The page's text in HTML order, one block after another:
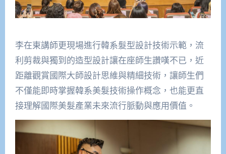
李在東講師更現場進行韓系髮型設計技術示範，流
利剪裁與獨到的造型設計讓在座師生讚嘆不已，近
距離觀賞國際大師設計思維與精細技術，讓師生們
不僅能即時掌握韓系美髮技術操作概念，也能更直
接理解國際美髮產業未來流行脈動與應用價值。